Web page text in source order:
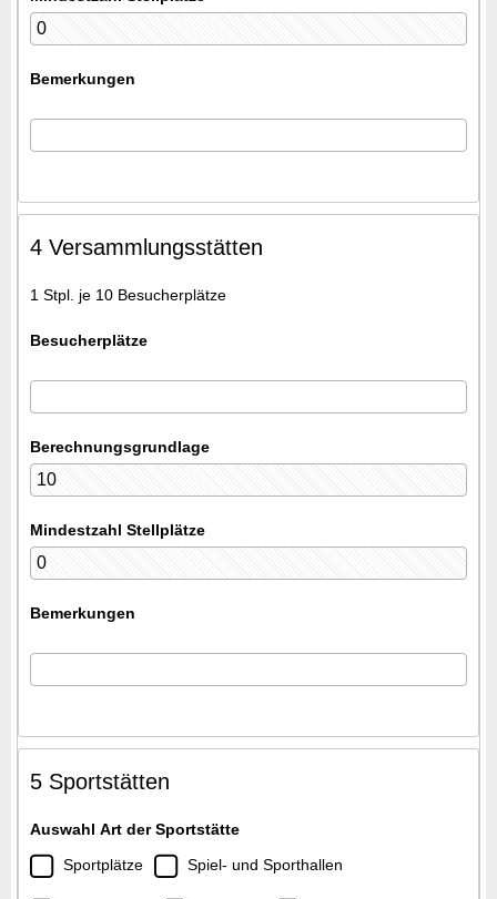
Bemerkungen
4 Versammlungsstätten
1 Stpl. je 10 Besucherplätze
Besucherplätze
Berechnungsgrundlage
Mindestzahl Stellplätze
Bemerkungen
5 Sportstätten
Auswahl Art der Sportstätte
Sportplätze
Spiel- und Sporthallen